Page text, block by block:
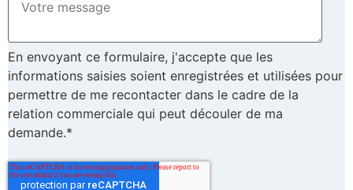
En envoyant ce formulaire, j'accepte que les
informations saisies soient enregistrées et utilisées pour
permettre de me recontacter dans le cadre de la
relation commerciale qui peut découler de ma
demande.*